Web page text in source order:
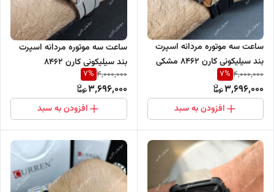
ساعت سه موتوره مردانه اسپرت
بند سیلیکونی کارن 8462 مشکی
(کورن CURREN)
4,000,000
7%
3,696,000
افزودن به سبد
ساعت سه موتوره مردانه اسپرت
بند سیلیکونی کارن 8462
خاکستری (کورن CURREN)
4,000,000
7%
3,696,000
افزودن به سبد